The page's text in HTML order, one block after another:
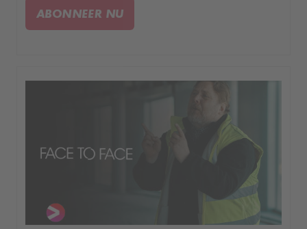
ABONNEER NU